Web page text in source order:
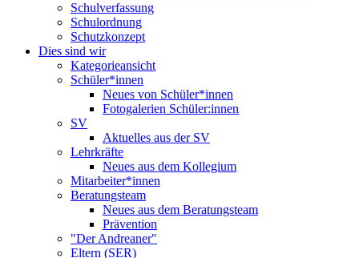
Schulverfassung
Schulordnung
Schutzkonzept
Dies sind wir
Kategorieansicht
Schüler*innen
Neues von Schüler*innen
Fotogalerien Schüler:innen
SV
Aktuelles aus der SV
Lehrkräfte
Neues aus dem Kollegium
Mitarbeiter*innen
Beratungsteam
Neues aus dem Beratungsteam
Prävention
"Der Andreaner"
Eltern (SER)